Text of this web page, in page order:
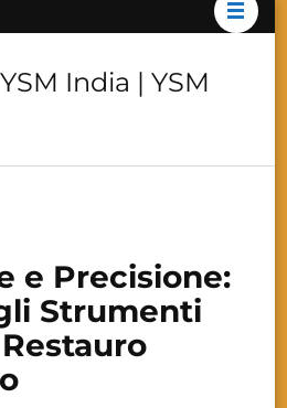
India | YSM
e Precisione:
Strumenti